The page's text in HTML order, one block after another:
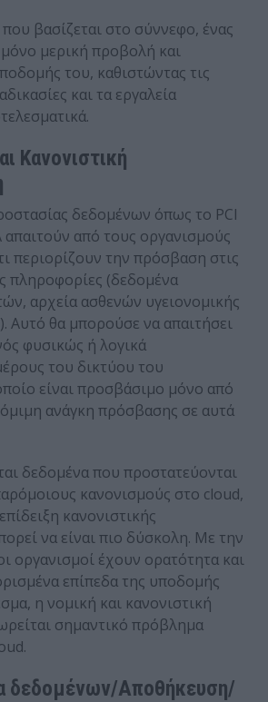
βασίζεται στο σύννεφο, ένας
μερική προβολή και
του, καθιστώντας τις
και τα εργαλεία
Κανονιστική
δεδομένων όπως το PCI
απαιτούν από τους οργανισμούς
περιορίζουν την πρόσβαση στις
πληροφορίες (δεδομένα
αρχεία ασθενών υγειονομικής
Αυτό θα μπορούσε να απαιτήσει
φυσικώς ή λογικά
του δικτύου του
είναι προσβάσιμο μόνο από
ανάγκη πρόσβασης σε αυτά
δεδομένα που προστατεύονται
κανονισμούς στο cloud,
κανονιστικής
να είναι πιο δύσκολη. Με την
οργανισμοί έχουν ορατότητα και
επίπεδα της υποδομής
η νομική και κανονιστική
σημαντικό πρόβλημα
δεδομένων/Αποθήκευση/